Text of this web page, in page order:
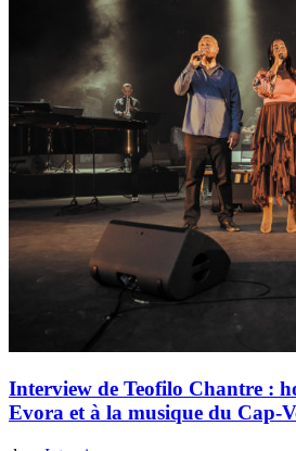
Interview de Teofilo Chantre :
Evora et à la musique du Cap-